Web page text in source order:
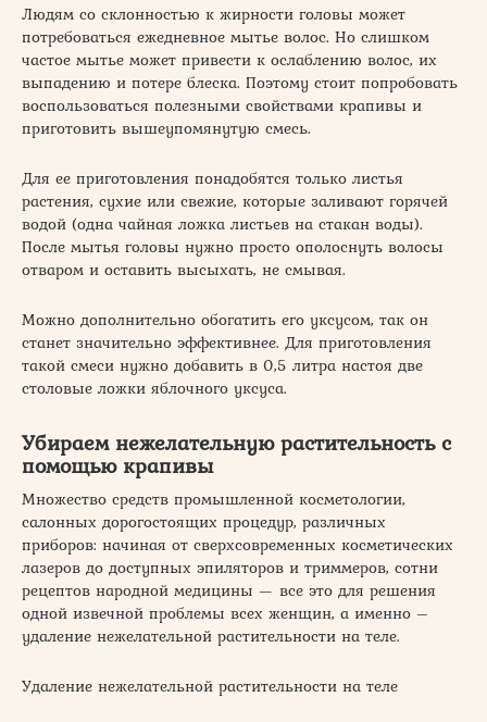
Людям со склонностью к жирности головы может
потребоваться ежедневное мытье волос. Но слишком
частое мытье может привести к ослаблению волос, их
выпадению и потере блеска. Поэтому стоит попробовать
воспользоваться полезными свойствами крапивы и
приготовить вышеупомянутую смесь.
Для ее приготовления понадобятся только листья
растения, сухие или свежие, которые заливают горячей
водой (одна чайная ложка листьев на стакан воды).
После мытья головы нужно просто ополоснуть волосы
отваром и оставить высыхать, не смывая.
Можно дополнительно обогатить его уксусом, так он
станет значительно эффективнее. Для приготовления
такой смеси нужно добавить в 0,5 литра настоя две
столовые ложки яблочного уксуса.
Убираем нежелательную растительность с
помощью крапивы
Множество средств промышленной косметологии,
салонных дорогостоящих процедур, различных
приборов: начиная от сверхсовременных косметических
лазеров до доступных эпиляторов и триммеров, сотни
рецептов народной медицины — все это для решения
одной извечной проблемы всех женщин, а именно –
удаление нежелательной растительности на теле.
Удаление нежелательной растительности на теле